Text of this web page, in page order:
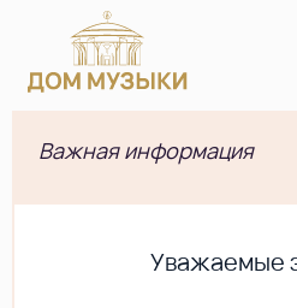
Важная информация
Уважаемые